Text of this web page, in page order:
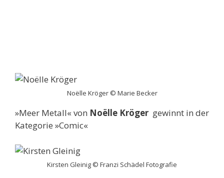
Noëlle Kröger © Marie Becker
»Meer Metall« von Noëlle Kröger gewinnt in der
Kategorie »Comic«
Kirsten Gleinig © Franzi Schädel Fotografie